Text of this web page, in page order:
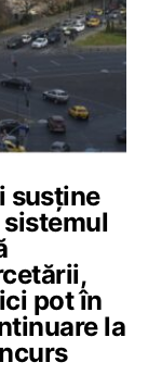
susține
pot în
la